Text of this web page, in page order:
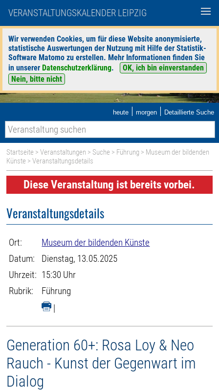
VERANSTALTUNGSKALENDER LEIPZIG
Wir verwenden Cookies, um für diese Website anonymisierte,
statistische Auswertungen der Nutzung mit Hilfe der Statistik-
Software Matomo zu erstellen. Mehr Informationen finden Sie
in unserer Datenschutzerklärung.
OK, ich bin einverstanden
Nein, bitte nicht
heute | morgen | Detaillierte Suche
Startseite >Veranstaltungen > Suche > Führung > Museum der bildenden
Künste > Veranstaltungsdetails
Diese Veranstaltung ist bereits vorbei.
Veranstaltungsdetails
Ort:
Museum der bildenden Künste
Datum:
Dienstag, 13.05.2025
Uhrzeit: 15:30 Uhr
Rubrik:
Führung
|
Generation 60+: Rosa Loy & Neo
Rauch - Kunst der Gegenwart im
Dialog